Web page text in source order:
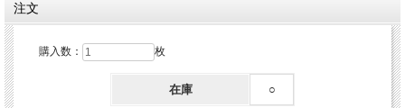
注文
購入数： 枚
在庫 ○